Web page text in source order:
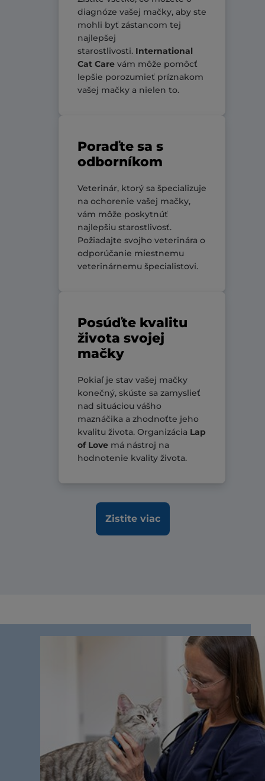
diagnóze vašej mačky, aby ste
mohli byť zástancom tej
najlepšej
starostlivosti. International
Cat Carevám môže pomôcť
lepšie porozumieť príznakom
vašej mačky a nielen to.
Poraďte sa s
odborníkom
Veterinár, ktorý sa špecializuje
na ochorenie vašej mačky,
vám môže poskytnúť
najlepšiu starostlivosť.
Požiadajte svojho veterinára o
odporúčanie miestnemu
veterinárnemu špecialistovi.
Posúďte kvalitu
života svojej
mačky
Pokiaľ je stav vašej mačky
konečný, skúste sa zamyslieť
nad situáciou vášho
maznáčika a zhodnoťte jeho
kvalitu života. Organizácia Lap
of Lovemá nástroj na
hodnotenie kvality života.
Zistite viac